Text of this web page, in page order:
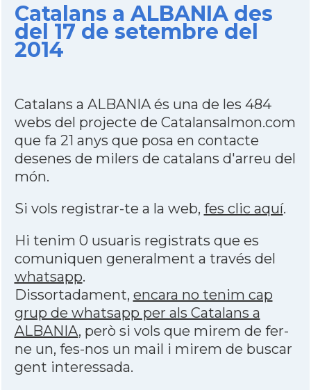
Catalans a ALBANIA des
del 17 de setembre del
2014
Catalans a ALBANIA és una de les 484
webs del projecte de Catalansalmon.com
que fa 21 anys que posa en contacte
desenes de milers de catalans d'arreu del
món.
Si vols registrar-te a la web, fes clic aquí.
Hi tenim 0 usuaris registrats que es
comuniquen generalment a través del
whatsapp.
Dissortadament, encara no tenim cap
grup de whatsapp per als Catalans a
ALBANIA, però si vols que mirem de fer-
ne un, fes-nos un mail i mirem de buscar
gent interessada.